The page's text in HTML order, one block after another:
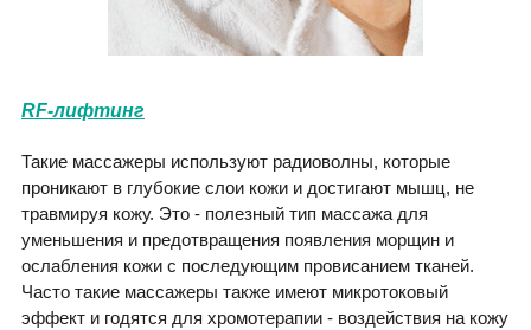
RF-лифтинг
Такие массажеры используют радиоволны, которые
проникают в глубокие слои кожи и достигают мышц, не
травмируя кожу. Это - полезный тип массажа для
уменьшения и предотвращения появления морщин и
ослабления кожи с последующим провисанием тканей.
Часто такие массажеры также имеют микротоковый
эффект и годятся для хромотерапии - воздействия на кожу